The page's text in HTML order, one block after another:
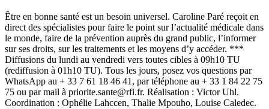
Être en bonne santé est un besoin universel. Caroline Paré reçoit en
direct des spécialistes pour faire le point sur l’actualité médicale dans
le monde, faire de la prévention auprès du grand public, l’informer
sur ses droits, sur les traitements et les moyens d’y accéder. ***
Diffusions du lundi au vendredi vers toutes cibles à 09h10 TU
(rediffusion à 01h10 TU). Tous les jours, posez vos questions par
WhatsApp au + 33 7 61 18 46 41, par téléphone au + 33 1 84 22 75
75 ou par mail à priorite.sante@rfi.fr. Réalisation : Victor Uhl.
Coordination : Ophélie Lahccen, Thalie Mpouho, Louise Caledec.